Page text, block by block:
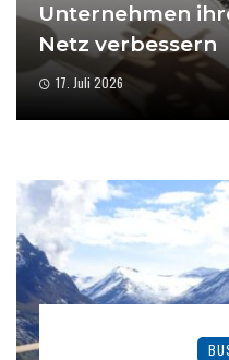
Unternehmen
Netz verbessern
17. Juli 2026